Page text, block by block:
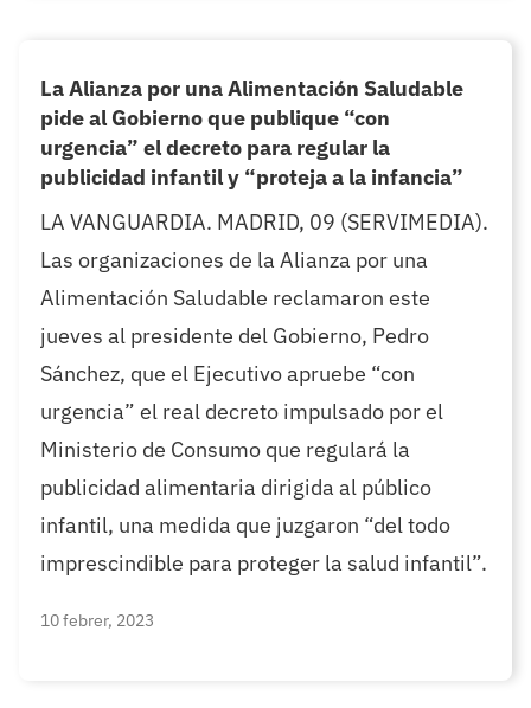
La Alianza por una Alimentación Saludable
pide al Gobierno que publique “con
urgencia” el decreto para regular la
publicidad infantil y “proteja a la infancia”
LA VANGUARDIA. MADRID, 09 (SERVIMEDIA).
Las organizaciones de la Alianza por una
Alimentación Saludable reclamaron este
jueves al presidente del Gobierno, Pedro
Sánchez, que el Ejecutivo apruebe “con
urgencia” el real decreto impulsado por el
Ministerio de Consumo que regulará la
publicidad alimentaria dirigida al público
infantil, una medida que juzgaron “del todo
imprescindible para proteger la salud infantil”.
10 febrer, 2023